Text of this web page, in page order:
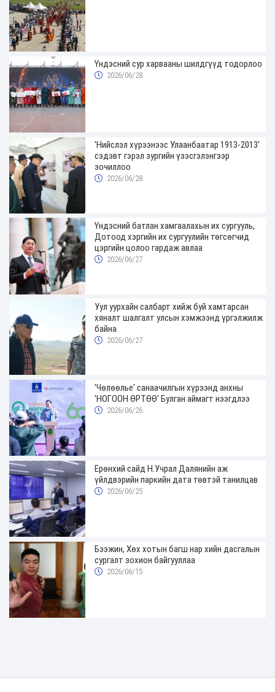
Үндэсний сур харвааны шилдгүүд тодорлоо
2026/06/28
'Нийслэл хүрээнээс Улаанбаатар 1913-2013'
сэдэвт гэрэл зургийн үзэсгэлэнгээр
зочиллоо
2026/06/28
Үндэсний батлан хамгаалахын их сургууль,
Дотоод хэргийн их сургуулийн төгсөгчид
цэргийн цолоо гардаж авлаа
2026/06/27
Уул уурхайн салбарт хийж буй хамтарсан
хяналт шалгалт улсын хэмжээнд үргэлжилж
байна
2026/06/27
'Чөлөөлье' санаачилгын хүрээнд анхны
'НОГООН ӨРТӨӨ' Булган аймагт нээгдлээ
2026/06/26
Ерөнхий сайд Н.Учрал Далянийн аж
үйлдвэрийн паркийн дата төвтэй танилцав
2026/06/25
Бээжин, Хөх хотын багш нар хийн дасгалын
сургалт зохион байгууллаа
2026/06/15